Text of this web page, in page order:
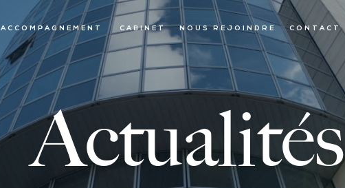
ACCOMPAGNEMENT CABINET NOUS REJOINDRE CONTACT
Actualités